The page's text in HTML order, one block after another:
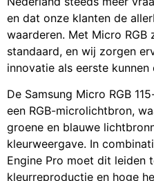
en dat onze klanten de
waarderen. Met Micro RGB
standaard, en wij zorgen
innovatie als eerste kunnen
De Samsung Micro RGB
een RGB-microlichtbron,
groene en blauwe
kleurweergave. In
Engine Pro moet dit leiden
kleurreproductie en hoge